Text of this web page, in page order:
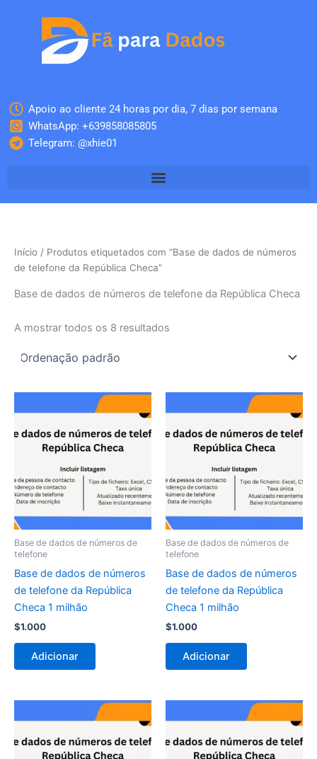
Apoio ao cliente 24 horas por dia, 7 dias por semana
WhatsApp: +639858085805
Telegram: @xhie01
Início / Produtos etiquetados com “Base de dados de números
de telefone da República Checa”
Base de dados de números de telefone da República Checa
A mostrar todos os 8 resultados
Base de dados de números de
telefone
Base de dados de números
de telefone da República
Checa 1 milhão
$1.000
Adicionar
Base de dados de números de
telefone
Base de dados de números
de telefone da República
Checa 1 milhão
$1.000
Adicionar